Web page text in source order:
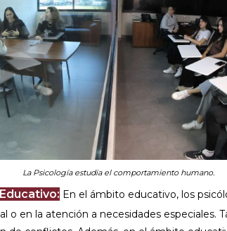
La Psicología estudia el comportamiento humano.
En el ámbito educativo, los
o en la atención a necesidades